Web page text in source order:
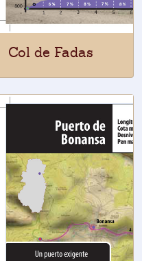
Col de Fadas